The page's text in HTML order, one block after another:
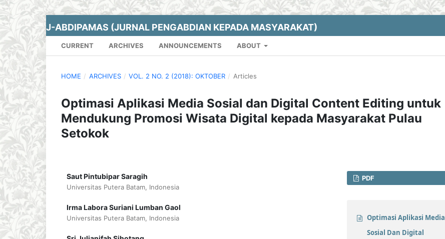
J-ABDIPAMAS (JURNAL PENGABDIAN KEPADA MASYARAKAT)
CURRENT ARCHIVES ANNOUNCEMENTS ABOUT
HOME / ARCHIVES / VOL. 2 NO. 2 (2018): OKTOBER / Articles
Optimasi Aplikasi Media Sosial dan Digital Content Editing untuk
Mendukung Promosi Wisata Digital kepada Masyarakat Pulau
Setokok
Saut Pintubipar Saragih
Universitas Putera Batam, Indonesia
Irma Labora Suriani Lumban Gaol
Universitas Putera Batam, Indonesia
PDF
Optimasi Aplikasi Media
Sosial Dan Digital